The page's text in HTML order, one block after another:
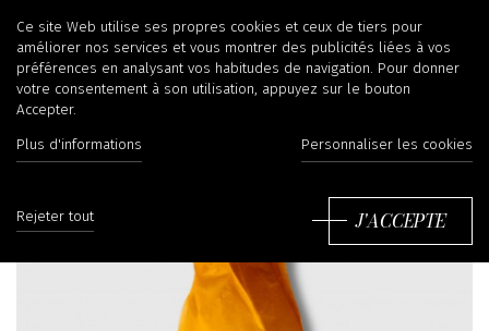
Ce site Web utilise ses propres cookies et ceux de tiers pour
améliorer nos services et vous montrer des publicités liées à vos
préférences en analysant vos habitudes de navigation. Pour donner
votre consentement à son utilisation, appuyez sur le bouton
Accepter.
Plus d'informations Personnaliser les cookies
Rejeter tout J'ACCEPTE